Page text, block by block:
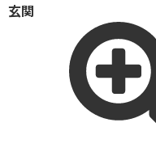
玄関